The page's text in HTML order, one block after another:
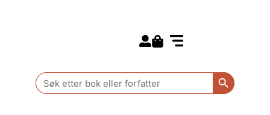
Search
for:
Search